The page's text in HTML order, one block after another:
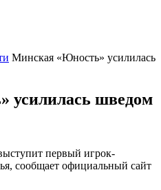
Минская «Юность» усилилась
усилилась шведом
первый игрок-
сообщает официальный сайт